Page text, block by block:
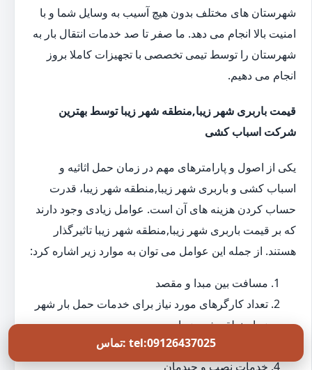
شهرستان های مختلف بدون هیچ آسیب به وسایل شما و با
امنیت بالا انجام می دهد. ما صفر تا صد خدمات انتقال بار به
شهرستان را توسط تیمی تخصصی با تجهیزات کاملا بروز
انجام می دهیم.
قیمت باربری شهر زیبا,منطقه شهر زیبا توسط بهترین
شرکت اسباب کشی
یکی از اصول و پارامترهای مهم در زمان حمل اثاثیه و
اسباب کشی و باربری شهر زیبا,منطقه شهر زیبا، قدرت
حساب کردن هزینه های آن است. عوامل زیادی وجود دارند
که بر قیمت باربری شهر زیبا,منطقه شهر زیبا تاثیرگذار
هستند. از جمله این عوامل می توان به موارد زیر اشاره کرد:
مسافت بین مبدا و مقصد
تعداد کارگرهای مورد نیاز برای خدمات حمل بار شهر
زیبا,منطقه شهر زیبا
میزان و تعداد وسایل در زمان بسته بندی
خدمات نصب و چیدمان
تماس: tel:09126437025